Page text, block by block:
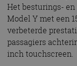
Het besturings-
Model Y met een
verbeterde
passagiers
inch touchscreen.